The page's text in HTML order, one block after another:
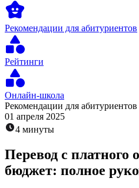
Рекомендации для абитуриентов
Рейтинги
Онлайн-школа
Рекомендации для абитуриентов
01 апреля 2025
4 минуты
Перевод с платного
бюджет: полное